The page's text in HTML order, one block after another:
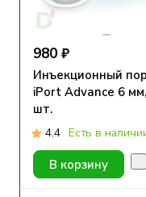
980 ₽
Инъекционный
iPort Advance 6
шт.
4.4 Есть в
В корзину